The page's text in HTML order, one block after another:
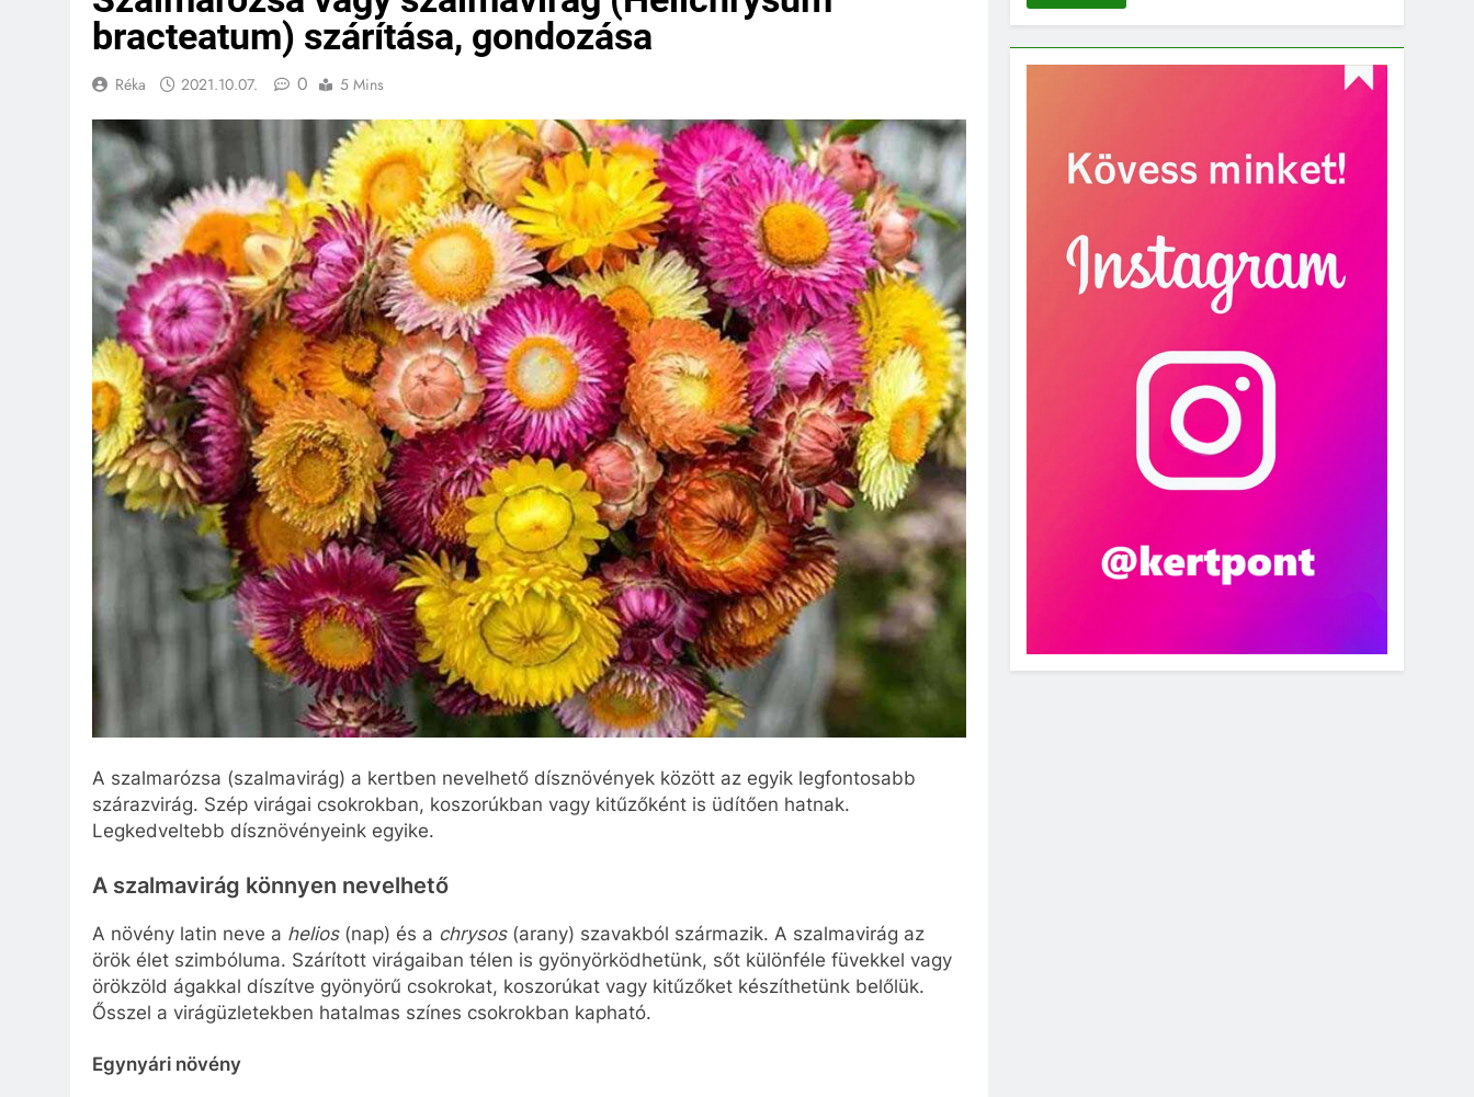
bracteatum) szárítása, gondozása
Réka 2021.10.07. 0 5 Mins
A szalmarózsa (szalmavirág) a kertben nevelhető dísznövények között az egyik legfontosabb
szárazvirág. Szép virágai csokrokban, koszorúkban vagy kitűzőként is üdítően hatnak.
Legkedveltebb dísznövényeink egyike.
A szalmavirág könnyen nevelhető
A növény latin neve a helios(nap) és a chrysos(arany) szavakból származik. A szalmavirág az
örök élet szimbóluma. Szárított virágaiban télen is gyönyörködhetünk, sőt különféle füvekkel vagy
örökzöld ágakkal díszítve gyönyörű csokrokat, koszorúkat vagy kitűzőket készíthetünk belőlük.
Ősszel a virágüzletekben hatalmas színes csokrokban kapható.
Egynyári növény